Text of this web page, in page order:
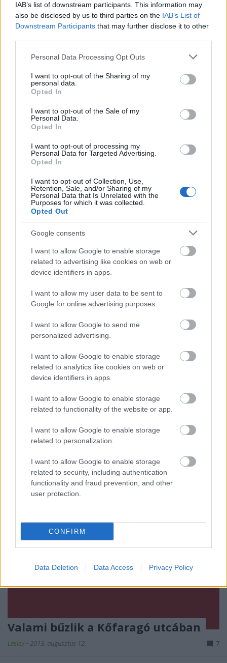
IAB’s list of downstream participants. This information may
also be disclosed by us to third parties on the IAB’s List of
Downstream Participants that may further disclose it to other
Please note that this website/app uses one or more Google
not limited to your visit or usage behaviour. You may click to
grant or deny consent to Google and its third-party tags to
use your data for below specified purposes in below Google
consent section.
Personal Data Processing Opt Outs
I want to opt-out of the Sharing of my
personal data.
Opted In
I want to opt-out of the Sale of my
Personal Data.
Opted In
I want to opt-out of processing my
Personal Data for Targeted Advertising.
Opted In
I want to opt-out of Collection, Use,
Retention, Sale, and/or Sharing of my
Personal Data that Is Unrelated with the
Purposes for which it was collected.
Opted Out
Google consents
I want to allow Google to enable storage
related to advertising like cookies on web or
device identifiers in apps.
I want to allow my user data to be sent to
Google for online advertising purposes.
I want to allow Google to send me
personalized advertising.
I want to allow Google to enable storage
related to analytics like cookies on web or
device identifiers in apps.
I want to allow Google to enable storage
related to functionality of the website or app.
I want to allow Google to enable storage
related to personalization.
I want to allow Google to enable storage
related to security, including authentication
functionality and fraud prevention, and other
user protection.
CONFIRM
Data Deletion Data Access Privacy Policy
Választópolgárok kérték
2014. február 19.
Nyakunkon a választás, ilyenkor minden
megoldódik nagyon hamar. Félelmetesen gyorsan.
Szinte hihetetlen.
Ezért is gondoltam arra, hogy segítve a ...
Kavics
2014. február 15.
Annyira szeretem ezt az időszakot - ami sajnos csak
négy évente van -, a Választás Évét
2013. november 01.
Azt már megszoktuk, hogy a Nemzeti
Együttműködés Rendszerében vannak az egyenlők
egyenlőbbek, mégis, mikor szembesülünk
ezzel a ...
Valami bűzlik a Kőfaragó utcában
Lesley • 2013. augusztus 12. 7